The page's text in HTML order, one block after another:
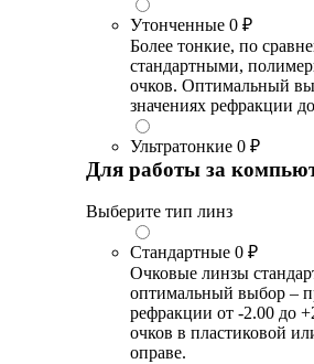
Утонченные 0 ₽
Более тонкие, по
стандартными,
очков. Оптимальный
значениях рефракции
Ультратонкие 0 ₽
Для работы за
Выберите тип линз
Стандартные 0 ₽
Очковые линзы
оптимальный выбор –
рефракции от -2.00 до
очков в пластиковой
оправе.